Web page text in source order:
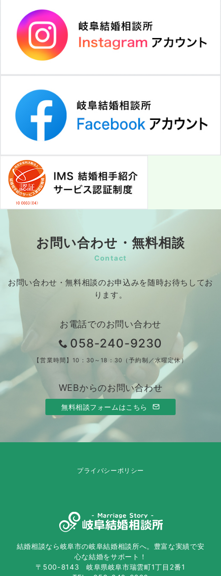
お問い合わせ・無料相談
Contact
お問い合わせ・無料相談のお申込みを随時お待ちしてお
ります。
お電話でのお問い合わせ
058-240-9230
【営業時間】10：30～18：30（予約制／水曜定休）
WEBからのお問い合わせ
無料相談フォームはこちら
プライバシーポリシー
結婚相談なら岐阜市の岐阜結婚相談所へ。豊富な実績で安
心な結婚をサポート！
〒500-8143 岐阜県岐阜市瑞雲町1丁目2番1